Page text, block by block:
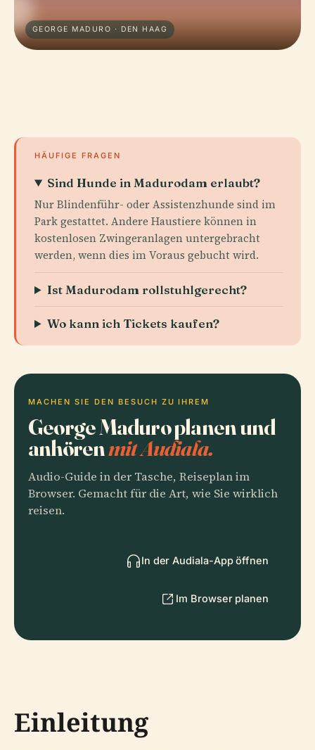
GEORGE MADURO · DEN HAAG
HÄUFIGE FRAGEN
Sind Hunde in Madurodam erlaubt?
Nur Blindenführ- oder Assistenzhunde sind im
Park gestattet. Andere Haustiere können in
kostenlosen Zwingeranlagen untergebracht
werden, wenn dies im Voraus gebucht wird.
Ist Madurodam rollstuhlgerecht?
Wo kann ich Tickets kaufen?
MACHEN SIE DEN BESUCH ZU IHREM
George Maduro planen und
anhörenmit Audiala.
Audio-Guide in der Tasche, Reiseplan im
Browser. Gemacht für die Art, wie Sie wirklich
reisen.
In der Audiala-App öffnen
Im Browser planen
Einleitung